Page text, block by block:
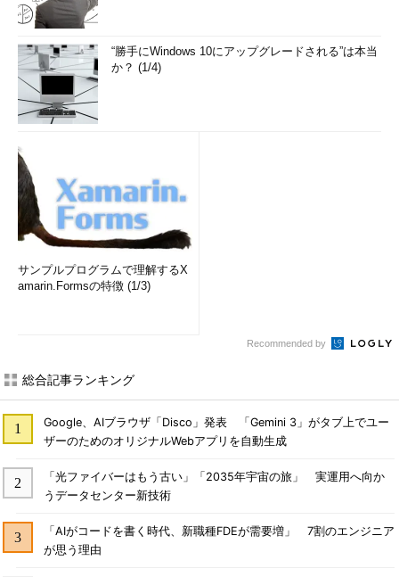
“勝手にWindows 10にアップグレードされる”は本当
か？ (1/4)
サンプルプログラムで理解するX
amarin.Formsの特徴 (1/3)
Recommended by
総合記事ランキング
Google、AIブラウザ「Disco」発表 「Gemini 3」がタブ上でユー
ザーのためのオリジナルWebアプリを自動生成
「光ファイバーはもう古い」「2035年宇宙の旅」 実運用へ向か
うデータセンター新技術
「AIがコードを書く時代、新職種FDEが需要増」 7割のエンジニア
が思う理由